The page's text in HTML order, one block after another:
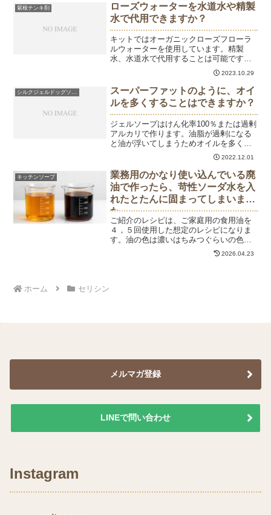
紫根チンキ剤
ローズウォーターを水道水や精製
水で代用できますか？
キットではオーガニックローズフローラ
ルウォーターを使用しています。精製
水、水道水で代用することは可能です。
精油を加える場合は、1滴～3滴を目安に
入れてください。精油を加えると、化粧
水に濁りがでることがあります。
2023.10.29
シルクジェルドッグソープ
スーパーファットのように、オイ
ルを多くすることはできますか？
ジェルソープはけん化率100％または過剰
アルカリで作ります。油脂が過剰になる
と油が浮いてしまうためオイルを多くす
2022.12.01
キッチンソープ
業務用のかなり使い込んでいる廃
油で作ったら、苛性ソーダ水を入
れたとたんに固まってしまいまし
た
ご紹介のレシピは、ご家庭用の食用油を
４，５回使用した想定のレシピになりま
す。油の色は濃いはちみつぐらいの色が
目安です。さらに濃い廃油の場合は、以
下の方法を試してください。なぜ業務用
2026.04.23
ホーム セリシン
メルマガ登録
LINEで問い合わせ
Instagram